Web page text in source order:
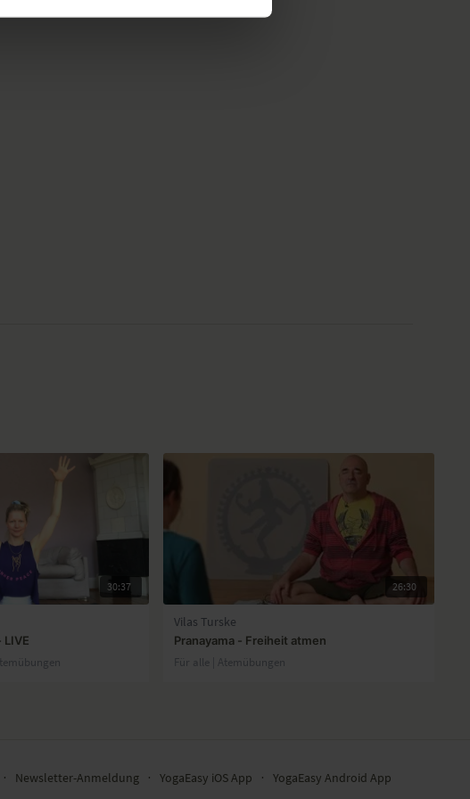
30:37 26:30
Vilas Turske
Pranayama - Freiheit atmen
Für alle | Atemübungen
∙ Newsletter-Anmeldung ∙ YogaEasy iOS App ∙
YogaEasy Android App